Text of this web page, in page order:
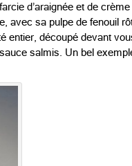
d’araignée et de crème
avec sa pulpe de fenouil
entier, découpé devant
salmis. Un bel